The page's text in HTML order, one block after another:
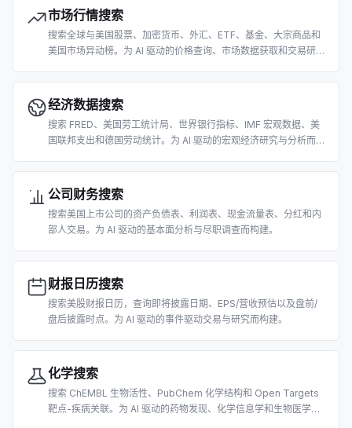
市场行情搜索
搜索全球与美国股票、加密货币、外汇、ETF、基金、大宗商品和
美国市场异动榜。为 AI 驱动的价格查询、市场数据获取和交易研究
经济数据搜索
搜索 FRED、美国劳工统计局、世界银行指标、IMF 宏观数据、美
国联邦支出和德国劳动统计。为 AI 驱动的宏观经济研究与分析而构
公司财务搜索
搜索美国上市公司的资产负债表、利润表、现金流量表、分红和内
部人交易。为 AI 驱动的基本面分析与尽职调查而构建。
财报日历搜索
搜索美股财报日历，查询即将披露日期、EPS/营收预估以及盘前/
盘后披露时点。为 AI 驱动的事件驱动交易与研究而构建。
化学搜索
搜索 ChEMBL 生物活性、PubChem 化学结构和 Open Targets
靶点-疾病关联。为 AI 驱动的药物发现、化学信息学和生物医学研